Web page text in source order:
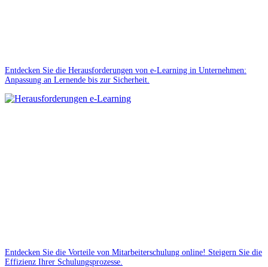
Entdecken Sie die Herausforderungen von e-Learning in Unternehmen:
Anpassung an Lernende bis zur Sicherheit.
Entdecken Sie die Vorteile von Mitarbeiterschulung online! Steigern Sie die
Effizienz Ihrer Schulungsprozesse.